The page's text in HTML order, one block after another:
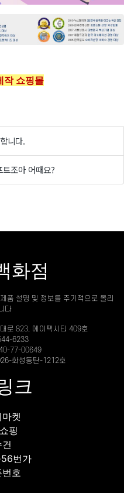
작 쇼핑몰
니다.
조아 어때요?
화점
품 설명 및 정보를 주기적으로 올리
다
로 823, 에이팩시티 409호
6233
77-00649
화성동탄-1212호
크
켓
핑
번가
호